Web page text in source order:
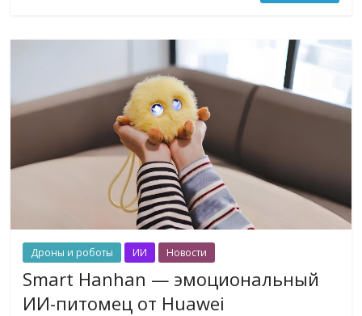
Дроны и роботы ИИ Новости
Smart Hanhan — эмоциональный
ИИ-питомец от Huawei